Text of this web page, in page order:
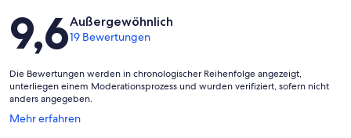
Bewertungen
9,6Außergewöhnlich
19 Bewertungen
Die Bewertungen werden in chronologischer Reihenfolge angezeigt,
unterliegen einem Moderationsprozess und wurden verifiziert, sofern nicht
anders angegeben.
Mehr erfahren
Wird